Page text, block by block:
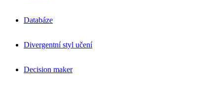
Databáze
Divergentní styl učení
Decision maker